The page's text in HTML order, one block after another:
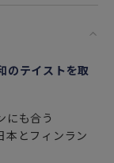
のテイストを取
にも合う
本とフィンラン